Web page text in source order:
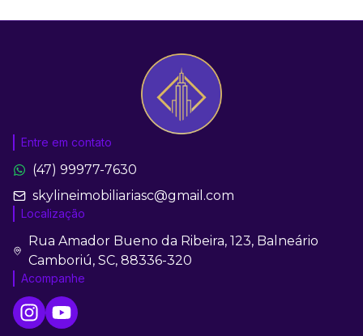
Entre em contato
(47) 99977-7630
skylineimobiliariasc@gmail.com
Localização
Rua Amador Bueno da Ribeira, 123, Balneário
Camboriú, SC, 88336-320
Acompanhe